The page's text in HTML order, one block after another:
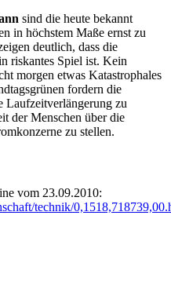
sind die heute bekannt
in höchstem Maße ernst zu
deutlich, dass die
riskantes Spiel ist. Kein
morgen etwas Katastrophales
fordern die
Laufzeitverlängerung zu
der Menschen über die
zu stellen.
vom 23.09.2010:
technik/